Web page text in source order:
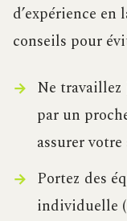
d’expérience
conseils pour
Ne travaillez
par un
assurer
Portez des
individuelle